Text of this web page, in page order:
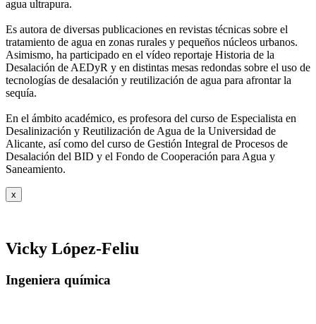
agua ultrapura.
Es autora de diversas publicaciones en revistas técnicas sobre el
tratamiento de agua en zonas rurales y pequeños núcleos urbanos.
Asimismo, ha participado en el vídeo reportaje Historia de la
Desalación de AEDyR y en distintas mesas redondas sobre el uso de
tecnologías de desalación y reutilización de agua para afrontar la
sequía.
En el ámbito académico, es profesora del curso de Especialista en
Desalinización y Reutilización de Agua de la Universidad de
Alicante, así como del curso de Gestión Integral de Procesos de
Desalación del BID y el Fondo de Cooperación para Agua y
Saneamiento.
x
Vicky López-Feliu
Ingeniera química